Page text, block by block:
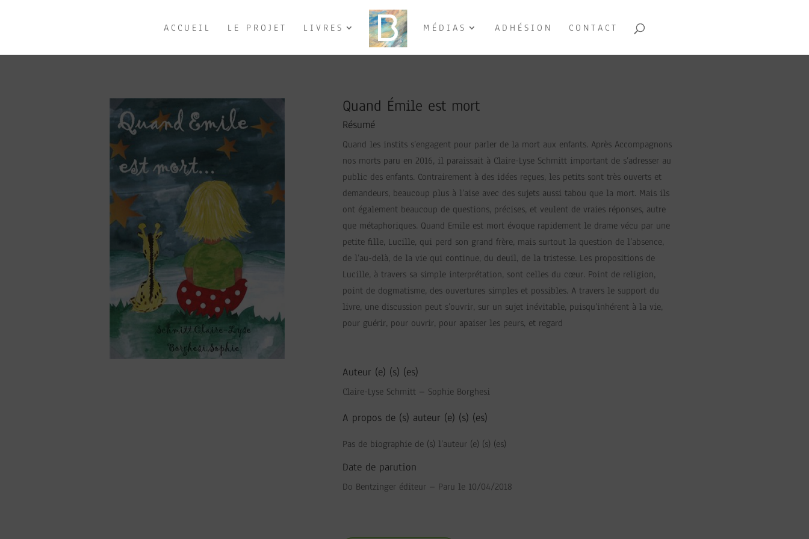
ACCUEIL LE PROJET LIVRES MÉDIAS ADHÉSION CONTACT
Quand Émile est mort
Résumé
Quand les instits s’engagent pour parler de la mort aux enfants. Après Accompagnons
nos morts paru en 2016, il paraissait à Claire-Lyse Schmitt important de s’adresser au
public des enfants. Contrairement à des idées reçues, les petits sont très ouverts et
demandeurs, beaucoup plus à l’aise avec des sujets aussi tabou que la mort. Mais ils
ont également beaucoup de questions, précises, et veulent de vraies réponses, autre
que métaphoriques. Quand Emile est mort évoque rapidement le drame vécu par une
petite fille, Lucille, qui perd son grand frère, mais surtout la question de l’absence,
de l’au-delà, de la vie qui continue, du deuil, de la tristesse. Les propositions de
Lucille, à travers sa simple interprétation, sont celles du cœur. Point de religion,
point de dogmatisme, des ouvertures simples et possibles. A travers le support du
livre, une discussion peut s’ouvrir, sur un sujet inévitable, puisqu’inhérent à la vie,
pour guérir, pour ouvrir, pour apaiser les peurs, et regard
Auteur (e) (s) (es)
Claire-Lyse Schmitt – Sophie Borghesi
A propos de (s) auteur (e) (s) (es)
Pas de biographie de (s) l’auteur (e) (s) (es)
Date de parution
Do Bentzinger éditeur – Paru le 10/04/2018